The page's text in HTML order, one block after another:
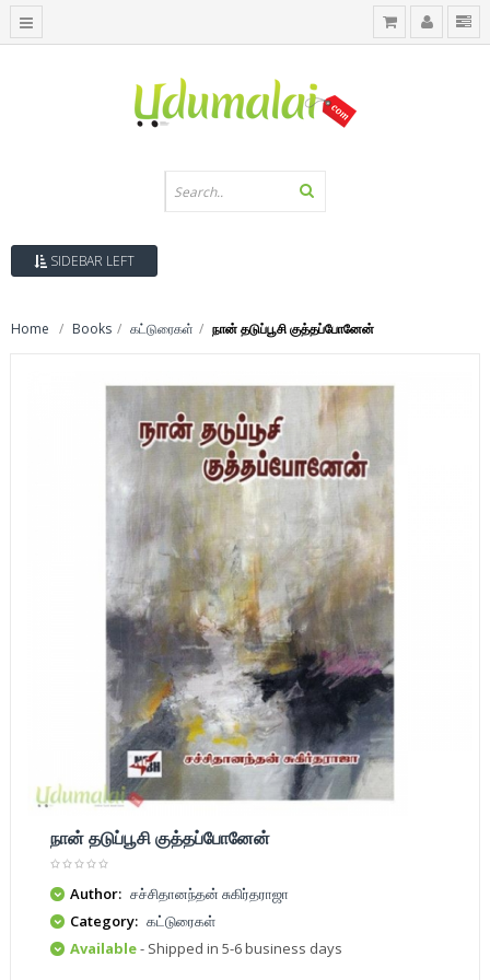
SIDEBAR LEFT
Home Books கட்டுரைகள் நான் தடுப்பூசி குத்தப்போனேன்
நான் தடுப்பூசி குத்தப்போனேன்
Author: சச்சிதானந்தன் சுகிர்தராஜா
Category: கட்டுரைகள்
Available- Shipped in 5-6 business days